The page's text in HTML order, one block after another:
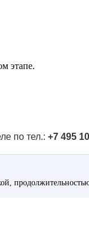
этапе.
по тел.: +7 495